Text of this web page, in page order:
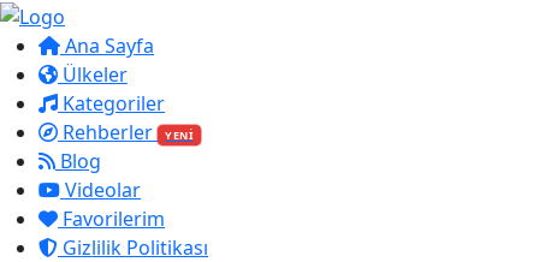
Ana Sayfa
Ülkeler
Kategoriler
Rehberler
YENİ
Blog
Videolar
Favorilerim
Gizlilik Politikası